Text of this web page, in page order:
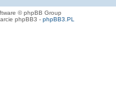
© phpBB Group
phpBB3 - phpBB3.PL